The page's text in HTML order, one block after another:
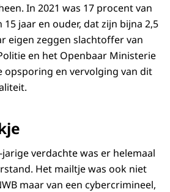
In 2021 was 17 procent van
jaar en ouder, dat zijn bijna 2,5
eigen zeggen slachtoffer van
en het Openbaar Ministerie
opsporing en vervolging van dit
verdachte was er helemaal
Het mailtje was ook niet
maar van een cybercrimineel,